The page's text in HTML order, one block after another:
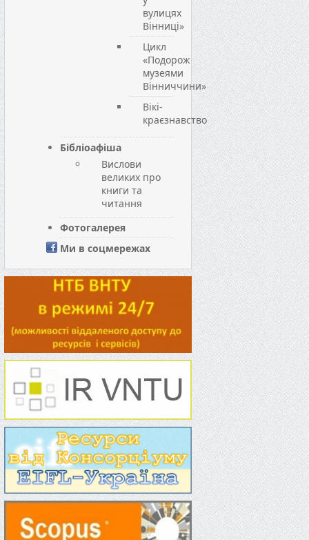
вулицях
Вінниці»
Цикл
«Подорож
музеями
Вінниччини»
Вікі-
краєзнавство
Бібліоафіша
Вислови
великих про
книги та
читання
Фотогалерея
Ми в соцмережах